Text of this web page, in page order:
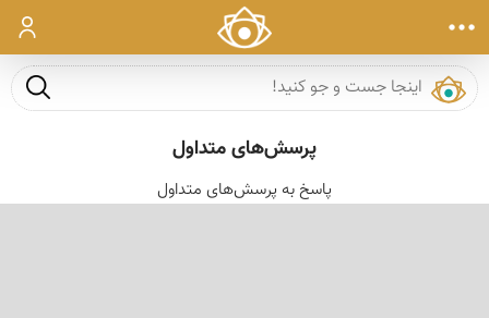
ورود
جست و
پرسش‌های متداول
پاسخ به پرسش‌های متداول